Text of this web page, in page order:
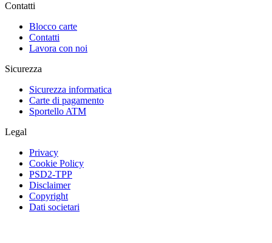
Contatti
Blocco carte
Contatti
Lavora con noi
Sicurezza
Sicurezza informatica
Carte di pagamento
Sportello ATM
Legal
Privacy
Cookie Policy
PSD2-TPP
Disclaimer
Copyright
Dati societari